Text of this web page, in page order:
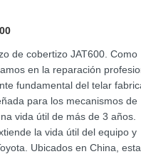
de cobertizo JAT600. Como
en la reparación
fundamental del telar
para los mecanismos de
vida útil de más de 3 años.
la vida útil del equipo y
Ubicados en China,